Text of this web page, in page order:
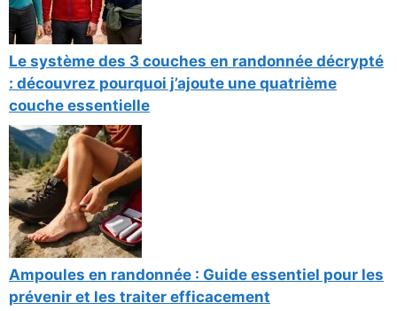
Le système des 3 couches en randonnée décrypté
: découvrez pourquoi j’ajoute une quatrième
couche essentielle
Ampoules en randonnée : Guide essentiel pour les
prévenir et les traiter efficacement